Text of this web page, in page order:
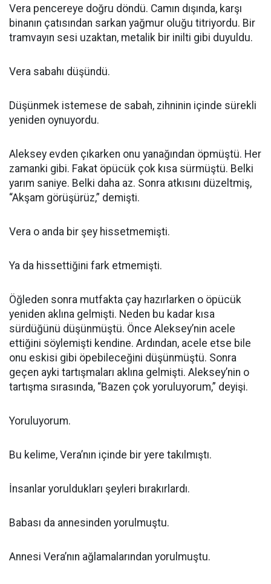
Vera pencereye doğru döndü. Camın dışında, karşı
binanın çatısından sarkan yağmur oluğu titriyordu. Bir
tramvayın sesi uzaktan, metalik bir inilti gibi duyuldu.
Vera sabahı düşündü.
Düşünmek istemese de sabah, zihninin içinde sürekli
yeniden oynuyordu.
Aleksey evden çıkarken onu yanağından öpmüştü. Her
zamanki gibi. Fakat öpücük çok kısa sürmüştü. Belki
yarım saniye. Belki daha az. Sonra atkısını düzeltmiş,
“Akşam görüşürüz,” demişti.
Vera o anda bir şey hissetmemişti.
Ya da hissettiğini fark etmemişti.
Öğleden sonra mutfakta çay hazırlarken o öpücük
yeniden aklına gelmişti. Neden bu kadar kısa
sürdüğünü düşünmüştü. Önce Aleksey’nin acele
ettiğini söylemişti kendine. Ardından, acele etse bile
onu eskisi gibi öpebileceğini düşünmüştü. Sonra
geçen ayki tartışmaları aklına gelmişti. Aleksey’nin o
tartışma sırasında, “Bazen çok yoruluyorum,” deyişi.
Yoruluyorum.
Bu kelime, Vera’nın içinde bir yere takılmıştı.
İnsanlar yoruldukları şeyleri bırakırlardı.
Babası da annesinden yorulmuştu.
Annesi Vera’nın ağlamalarından yorulmuştu.